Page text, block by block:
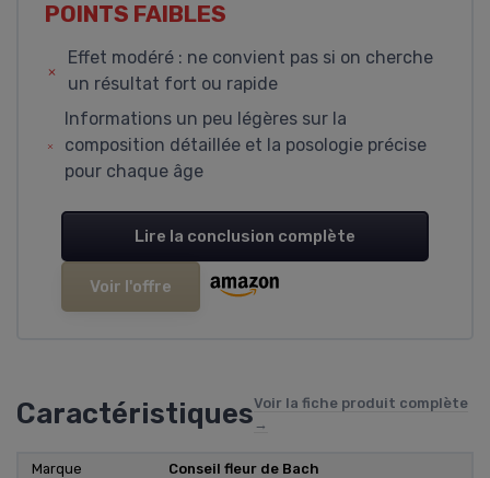
POINTS FAIBLES
Effet modéré : ne convient pas si on cherche
un résultat fort ou rapide
Informations un peu légères sur la
composition détaillée et la posologie précise
pour chaque âge
Lire la conclusion complète
Voir l'offre
CaractéristiquesVoir la fiche produit complète
→
Marque ‎Conseil fleur de Bach